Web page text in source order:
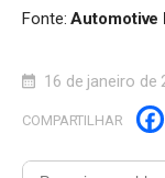
Fonte:Automotive
16 de janeiro de
COMPARTILHAR